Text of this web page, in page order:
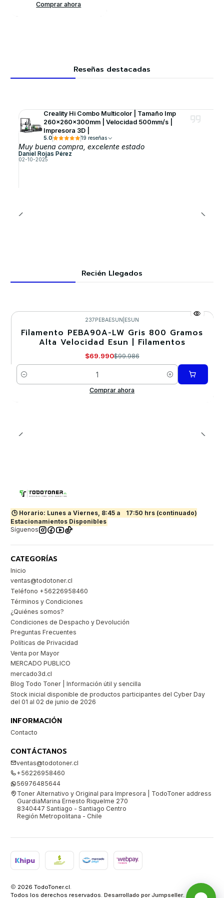
Comprar ahora
Reseñas destacadas
Creality Hi Combo Multicolor | Tamaño Imp
260x260x300mm | Velocidad 500mm/s |
Impresora 3D |
5.0 19 reseñas
Muy buena compra, excelente estado
Daniel Rojas Pérez
02-10-2025
Recién Llegados
-30%
237PEBAESUN ESUN
Filamento PEBA90A-LW Gris 800 Gramos
Alta Velocidad Esun | Filamentos
$69.990$99.986
Cantidad
Comprar ahora
🕒 Horario: Lunes a Viernes, 8:45 a
17:50 hrs (continuado)
Estacionamientos Disponibles
Síguenos
CATEGORÍAS
Inicio
ventas@todotoner.cl
Teléfono +56226958460
Términos y Condiciones
¿Quiénes somos?
Condiciones de Despacho y Devolución
Preguntas Frecuentes
Políticas de Privacidad
Venta por Mayor
MERCADO PUBLICO
mercado3d.cl
Blog Todo Toner | Información útil y sencilla
Stock inicial disponible de productos participantes del Cyber Day
del 01 al 02 de junio de 2026
INFORMACIÓN
Contacto
CONTÁCTANOS
ventas@todotoner.cl
+56226958460
56976485644
Toner Alternativo y Original para Impresora | TodoToner address
GuardiaMarina Ernesto Riquelme 270
8340447 Santiago - Santiago Centro
Región Metropolitana - Chile
2026 TodoToner.cl.
Todos los derechos reservados. Desarrollado por Jumpseller.